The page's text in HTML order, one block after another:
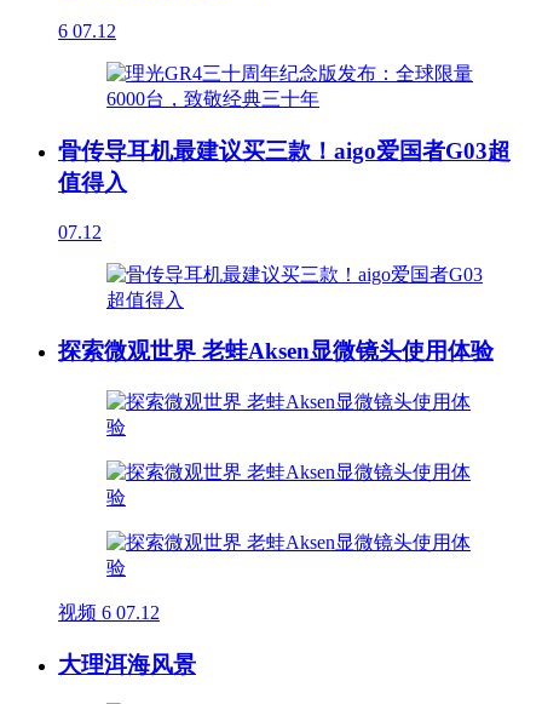
6 07.12
骨传导耳机最建议买三款！aigo爱国者G03超
值得入
07.12
探索微观世界 老蛙Aksen显微镜头使用体验
视频 6 07.12
大理洱海风景